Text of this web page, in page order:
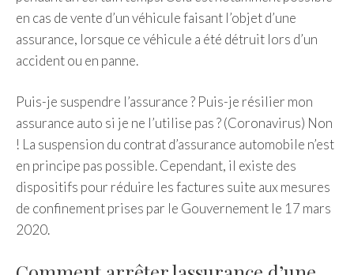
en cas de vente d’un véhicule faisant l’objet d’une
assurance, lorsque ce véhicule a été détruit lors d’un
accident ou en panne.
Puis-je suspendre l’assurance ? Puis-je résilier mon
assurance auto si je ne l’utilise pas ? (Coronavirus) Non
! La suspension du contrat d’assurance automobile n’est
en principe pas possible. Cependant, il existe des
dispositifs pour réduire les factures suite aux mesures
de confinement prises par le Gouvernement le 17 mars
2020.